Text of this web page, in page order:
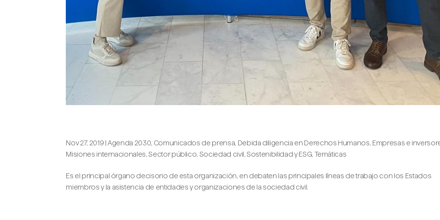
Nov 27, 2019 |Agenda 2030, Comunicados de prensa, Debida diligencia en Derechos Humanos,Empresas e
Misiones internacionales,Sector público,Sociedad civil,Sostenibilidad y ESG,Temáticas
Es el principal órgano decisorio de esta organización, en debaten las principales líneas de trabajo con los Estados
miembros y la asistencia de entidades y organizaciones de la sociedad civil.